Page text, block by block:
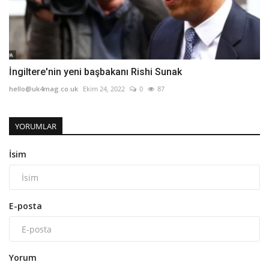
İngiltere'nin yeni başbakanı Rishi Sunak
hello@uk4mag.co.uk Ekim 24, 2022 0 87
YORUMLAR
İsim
E-posta
Yorum